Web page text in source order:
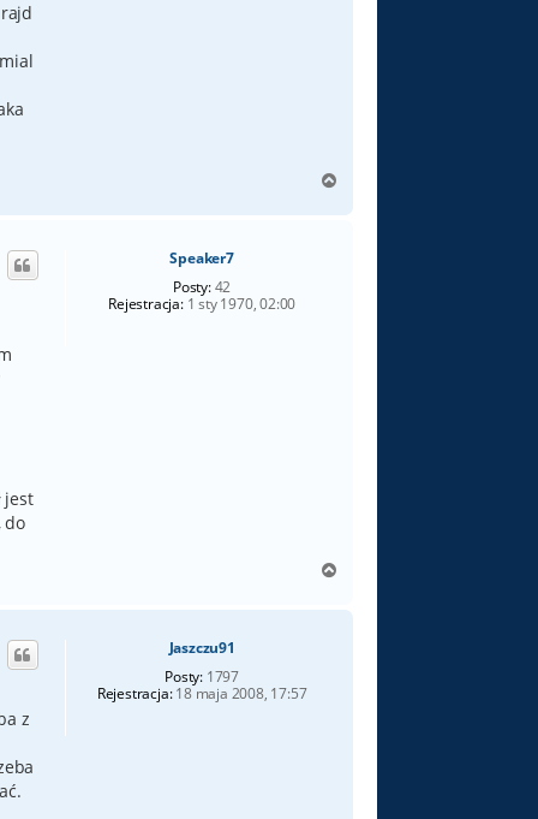
g
Speaker7
Posty:42
Rejestracja:1 sty 1970, 02:00
jest
do
g
Jaszczu91
Posty: 1797
Rejestracja:18 maja 2008, 17:57
z